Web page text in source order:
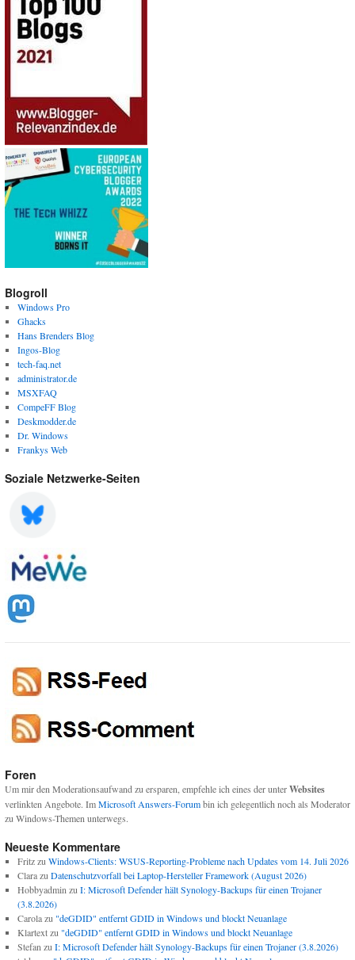
Blogroll
Windows Pro
Ghacks
Hans Brenders Blog
Ingos-Blog
tech-faq.net
administrator.de
MSXFAQ
CompeFF Blog
Deskmodder.de
Dr. Windows
Frankys Web
Soziale Netzwerke-Seiten
Foren
Um mir den Moderationsaufwand zu ersparen, empfehle ich eines der unterWebsites
verlinkten Angebote. ImMicrosoft Answers-Forumbin ich gelegentlich noch als Moderator
zu Windows-Themen unterwegs.
Neueste Kommentare
FritzzuWindows-Clients: WSUS-Reporting-Probleme nach Updates vom 14. Juli 2026
ClarazuDatenschutzvorfall bei Laptop-Hersteller Framework (August 2026)
HobbyadminzuI: Microsoft Defender hält Synology-Backups für einen Trojaner
(3.8.2026)
Carolazu "deGDID" entfernt GDID in Windows und blockt Neuanlage
Klartextzu "deGDID" entfernt GDID in Windows und blockt Neuanlage
StefanzuI: Microsoft Defender hält Synology-Backups für einen Trojaner (3.8.2026)